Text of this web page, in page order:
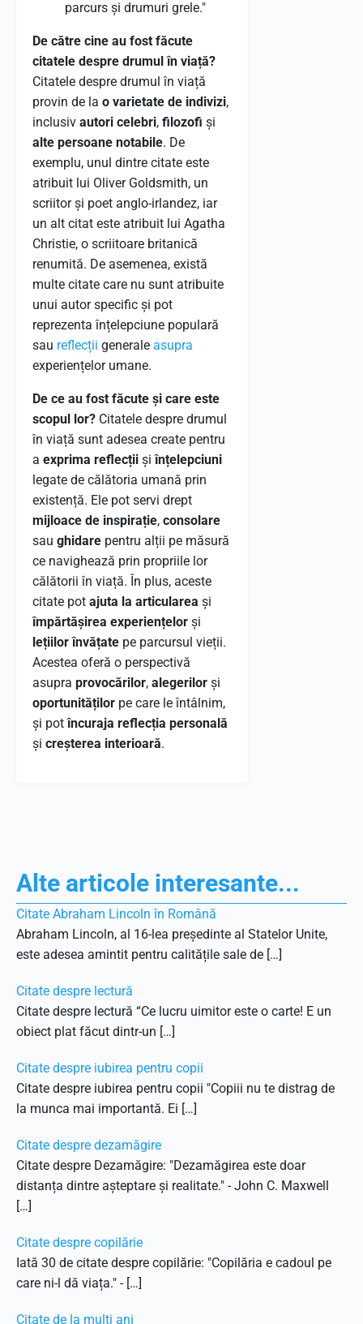
parcurs și drumuri grele."​​
De către cine au fost făcute
citatele despre drumul în viață?
Citatele despre drumul în viață
provin de la o varietate de indivizi,
inclusiv autori celebri, filozofi și
alte persoane notabile. De
exemplu, unul dintre citate este
atribuit lui Oliver Goldsmith, un
scriitor și poet anglo-irlandez, iar
un alt citat este atribuit lui Agatha
Christie, o scriitoare britanică
renumită. De asemenea, există
multe citate care nu sunt atribuite
unui autor specific și pot
reprezenta înțelepciune populară
sau reflecții generale asupra
experiențelor umane.
De ce au fost făcute și care este
scopul lor? Citatele despre drumul
în viață sunt adesea create pentru
a exprima reflecții șiînțelepciuni
legate de călătoria umană prin
existență. Ele pot servi drept
mijloace de inspirație, consolare
sau ghidare pentru alții pe măsură
ce navighează prin propriile lor
călătorii în viață. În plus, aceste
citate pot ajuta la articularea și
împărtășirea experiențelor și
lețiilor învățate pe parcursul vieții.
Acestea oferă o perspectivă
asupra provocărilor, alegerilor și
oportunităților pe care le întâlnim,
și potîncuraja reflecția personală
și creșterea interioară.
Alte articole interesante...
Citate Abraham Lincoln în Română
Abraham Lincoln, al 16-lea președinte al Statelor Unite,
este adesea amintit pentru calitățile sale de […]
Citate despre lectură
Citate despre lectură “Ce lucru uimitor este o carte! E un
obiect plat făcut dintr-un […]
Citate despre iubirea pentru copii
Citate despre iubirea pentru copii "Copiii nu te distrag de
la munca mai importantă. Ei […]
Citate despre dezamăgire
Citate despre Dezamăgire: "Dezamăgirea este doar
distanța dintre așteptare și realitate." - John C. Maxwell
[…]
Citate despre copilărie
Iată 30 de citate despre copilărie: "Copilăria e cadoul pe
care ni-l dă viața." - […]
Citate de la mulți ani